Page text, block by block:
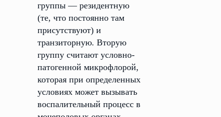
группы — резидентную
(те, что постоянно там
присутствуют) и
транзиторную. Вторую
группу считают условно-
патогенной микрофлорой,
которая при определенных
условиях может вызывать
воспалительный процесс в